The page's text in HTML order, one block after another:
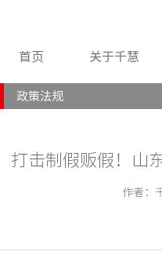
首页 关于千慧
政策法规
打击制假贩假！山
作者：